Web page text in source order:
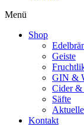
Menü
Shop
Geiste
GIN &
Cider &
Säfte
Kontakt